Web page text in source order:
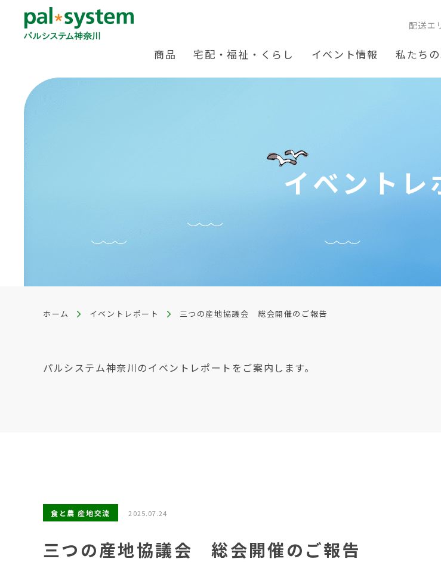
配送エ
商品 宅配・福祉・くらし イベント情報 私たち
イベントレ
ホーム イベントレポート 三つの産地協議会 総会開催のご報告
パルシステム神奈川のイベントレポートをご案内します。
食と農 産地交流 2025.07.24
三つの産地協議会 総会開催のご報告